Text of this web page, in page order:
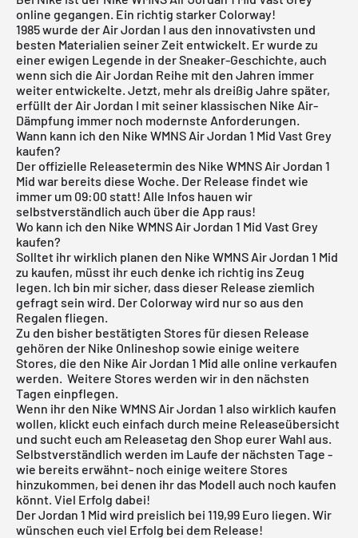
online gegangen. Ein richtig starker Colorway!
1985 wurde der Air Jordan I aus den innovativsten und
besten Materialien seiner Zeit entwickelt. Er wurde zu
einer ewigen Legende in der Sneaker-Geschichte, auch
wenn sich die Air Jordan Reihe mit den Jahren immer
weiter entwickelte. Jetzt, mehr als dreißig Jahre später,
erfüllt der Air Jordan I mit seiner klassischen Nike Air-
Dämpfung immer noch modernste Anforderungen.
Wann kann ich den Nike WMNS Air Jordan 1 Mid Vast Grey
kaufen?
Der offizielle Releasetermin des Nike WMNS Air Jordan 1
Mid war bereits diese Woche. Der Release findet wie
immer um 09:00 statt! Alle Infos hauen wir
selbstverständlich auch über die App raus!
Wo kann ich den Nike WMNS Air Jordan 1 Mid Vast Grey
kaufen?
Solltet ihr wirklich planen den Nike WMNS Air Jordan 1 Mid
zu kaufen, müsst ihr euch denke ich richtig ins Zeug
legen. Ich bin mir sicher, dass dieser Release ziemlich
gefragt sein wird. Der Colorway wird nur so aus den
Regalen fliegen.
Zu den bisher bestätigten Stores für diesen Release
gehören der Nike Onlineshop sowie einige weitere
Stores, die den Nike Air Jordan 1 Mid alle online verkaufen
werden. Weitere Stores werden wir in den nächsten
Tagen einpflegen.
Wenn ihr den Nike WMNS Air Jordan 1 also wirklich kaufen
wollen, klickt euch einfach durch meine Releaseübersicht
und sucht euch am Releasetag den Shop eurer Wahl aus.
Selbstverständlich werden im Laufe der nächsten Tage -
wie bereits erwähnt- noch einige weitere Stores
hinzukommen, bei denen ihr das Modell auch noch kaufen
könnt. Viel Erfolg dabei!
Der Jordan 1 Mid wird preislich bei 119,99 Euro liegen. Wir
wünschen euch viel Erfolg bei dem Release!